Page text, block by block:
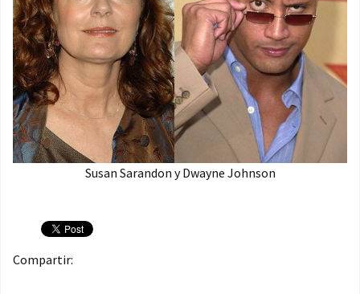
Susan Sarandon y Dwayne Johnson
Compartir: